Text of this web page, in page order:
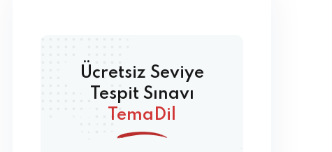
Ücretsiz Seviye
Tespit Sınavı
TemaDil